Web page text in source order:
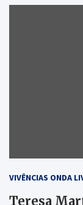
VIVÊNCIAS ONDA
Teresa